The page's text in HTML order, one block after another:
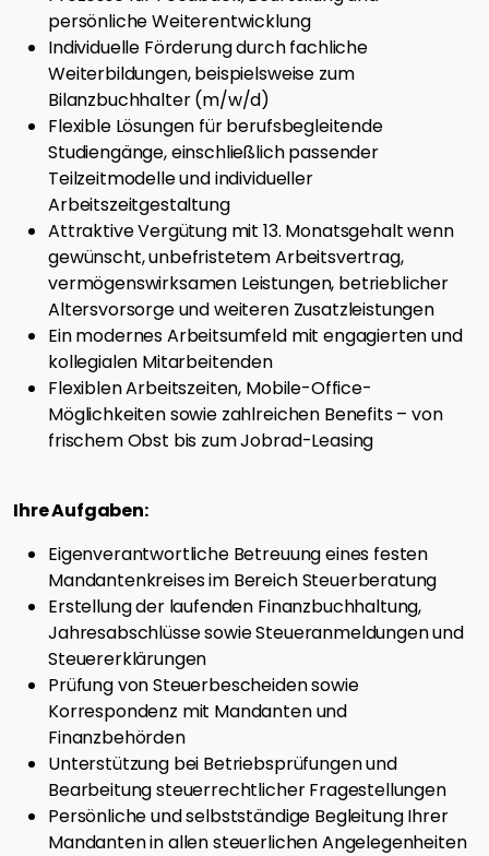
persönliche Weiterentwicklung
Individuelle Förderung durch fachliche
Weiterbildungen, beispielsweise zum
Bilanzbuchhalter (m/w/d)
Flexible Lösungen für berufsbegleitende
Studiengänge, einschließlich passender
Teilzeitmodelle und individueller
Arbeitszeitgestaltung
Attraktive Vergütung mit 13. Monatsgehalt wenn
gewünscht, unbefristetem Arbeitsvertrag,
vermögenswirksamen Leistungen, betrieblicher
Altersvorsorge und weiteren Zusatzleistungen
Ein modernes Arbeitsumfeld mit engagierten und
kollegialen Mitarbeitenden
Flexiblen Arbeitszeiten, Mobile-Office-
Möglichkeiten sowie zahlreichen Benefits – von
frischem Obst bis zum Jobrad-Leasing
Ihre Aufgaben:
Eigenverantwortliche Betreuung eines festen
Mandantenkreises im Bereich Steuerberatung
Erstellung der laufenden Finanzbuchhaltung,
Jahresabschlüsse sowie Steueranmeldungen und
Steuererklärungen
Prüfung von Steuerbescheiden sowie
Korrespondenz mit Mandanten und
Finanzbehörden
Unterstützung bei Betriebsprüfungen und
Bearbeitung steuerrechtlicher Fragestellungen
Persönliche und selbstständige Begleitung Ihrer
Mandanten in allen steuerlichen Angelegenheiten